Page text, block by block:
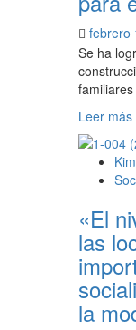
febrero
Se ha
Leer más
Il
«El
las
la